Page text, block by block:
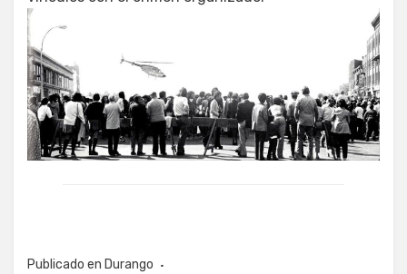
Publicado en Durango